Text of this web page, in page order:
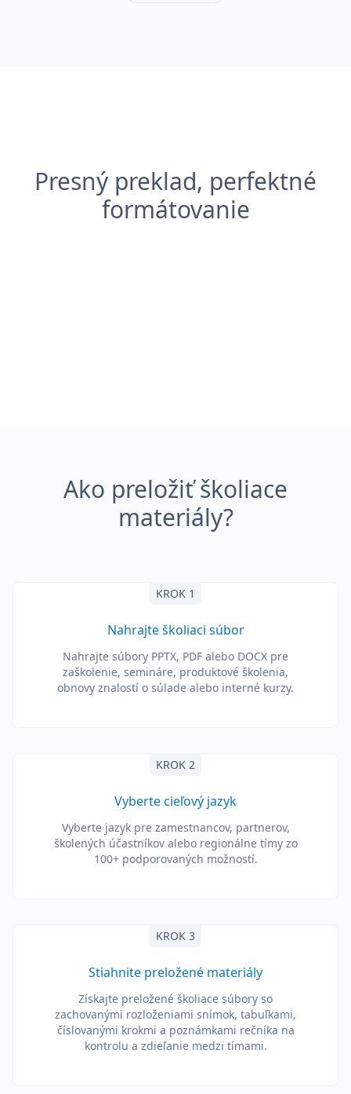
Presný preklad, perfektné
formátovanie
Ako preložiť školiace
materiály?
KROK 1
Nahrajte školiaci súbor
Nahrajte súbory PPTX, PDF alebo DOCX pre
zaškolenie, semináre, produktové školenia,
obnovy znalostí o súlade alebo interné kurzy.
KROK 2
Vyberte cieľový jazyk
Vyberte jazyk pre zamestnancov, partnerov,
školených účastníkov alebo regionálne tímy zo
100+ podporovaných možností.
KROK 3
Stiahnite preložené materiály
Získajte preložené školiace súbory so
zachovanými rozloženiami snímok, tabuľkami,
číslovanými krokmi a poznámkami rečníka na
kontrolu a zdieľanie medzi tímami.